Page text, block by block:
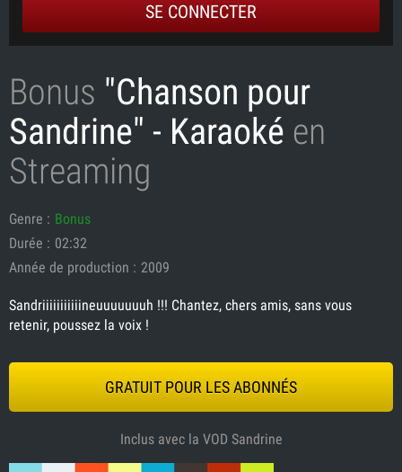
SE CONNECTER
Bonus "Chanson pour
Sandrine" - Karaoké en
Streaming
Genre : Bonus
Durée : 02:32
Année de production : 2009
Sandriiiiiiiiiiineuuuuuuuh !!! Chantez, chers amis, sans vous
retenir, poussez la voix !
GRATUIT POUR LES ABONNÉS
Inclus avec la VOD Sandrine